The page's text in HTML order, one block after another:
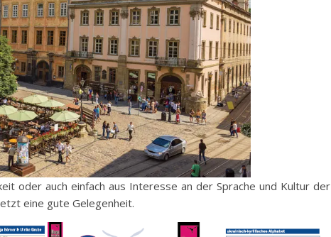
oder auch einfach aus Interesse an der Sprache und Kultur der
eine gute Gelegenheit.